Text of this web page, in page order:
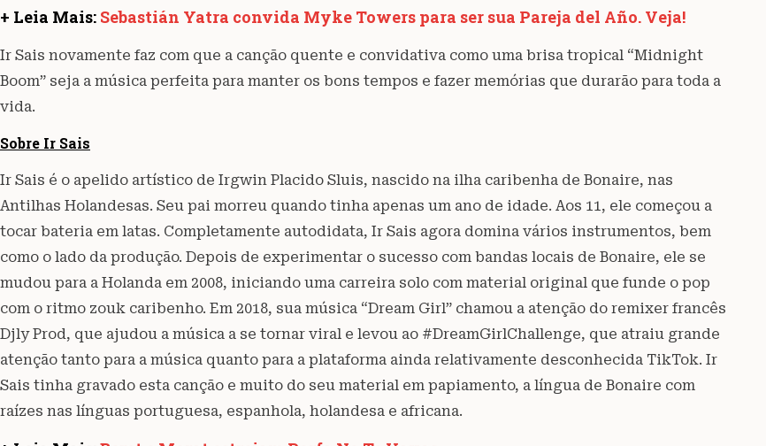
+ Leia Mais: Sebastián Yatra convida Myke Towers para ser sua Pareja del Año. Veja!
Ir Sais novamente faz com que a canção quente e convidativa como uma brisa tropical “Midnight
Boom” seja a música perfeita para manter os bons tempos e fazer memórias que durarão para toda a
vida.
Sobre Ir Sais
Ir Sais é o apelido artístico de Irgwin Placido Sluis, nascido na ilha caribenha de Bonaire, nas
Antilhas Holandesas. Seu pai morreu quando tinha apenas um ano de idade. Aos 11, ele começou a
tocar bateria em latas. Completamente autodidata, Ir Sais agora domina vários instrumentos, bem
como o lado da produção. Depois de experimentar o sucesso com bandas locais de Bonaire, ele se
mudou para a Holanda em 2008, iniciando uma carreira solo com material original que funde o pop
com o ritmo zouk caribenho. Em 2018, sua música “Dream Girl” chamou a atenção do remixer francês
Djly Prod, que ajudou a música a se tornar viral e levou ao #DreamGirlChallenge, que atraiu grande
atenção tanto para a música quanto para a plataforma ainda relativamente desconhecida TikTok. Ir
Sais tinha gravado esta canção e muito do seu material em papiamento, a língua de Bonaire com
raízes nas línguas portuguesa, espanhola, holandesa e africana.